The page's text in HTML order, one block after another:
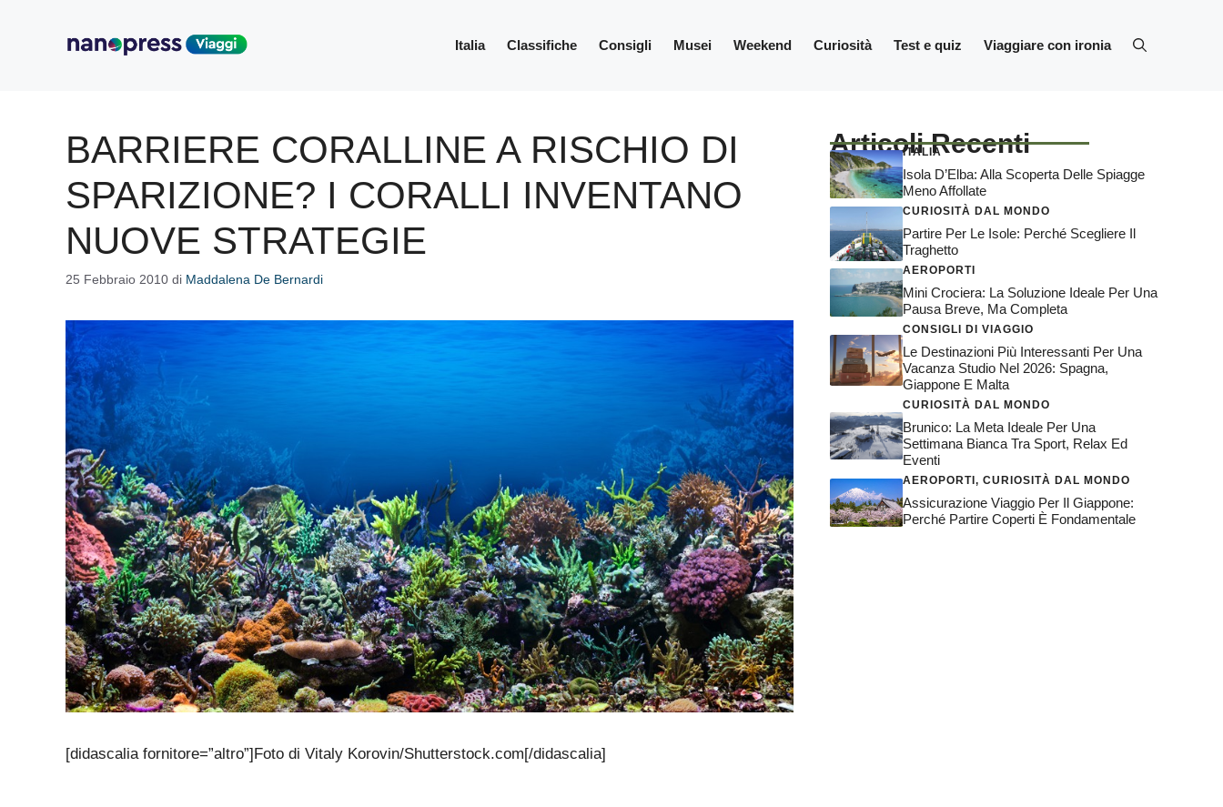
Italia Classifiche Consigli Musei Weekend Curiosità Test e quiz Viaggiare con ironia
BARRIERE CORALLINE A RISCHIO DI
SPARIZIONE? I CORALLI INVENTANO
NUOVE STRATEGIE
25 Febbraio 2010 di Maddalena De Bernardi
[didascalia fornitore=”altro”]Foto di Vitaly Korovin/Shutterstock.com[/didascalia]
Articoli Recenti
ITALIA
Isola D’Elba: Alla Scoperta Delle Spiagge
Meno Affollate
CURIOSITÀ DAL MONDO
Partire Per Le Isole: Perché Scegliere Il
Traghetto
AEROPORTI
Mini Crociera: La Soluzione Ideale Per Una
Pausa Breve, Ma Completa
CONSIGLI DI VIAGGIO
Le Destinazioni Più Interessanti Per Una
Vacanza Studio Nel 2026: Spagna,
Giappone E Malta
CURIOSITÀ DAL MONDO
Brunico: La Meta Ideale Per Una
Settimana Bianca Tra Sport, Relax Ed
Eventi
AEROPORTI , CURIOSITÀ DAL MONDO
Assicurazione Viaggio Per Il Giappone:
Perché Partire Coperti È Fondamentale